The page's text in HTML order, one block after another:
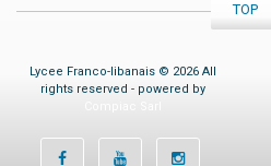
TOP
Lycee Franco-libanais © 2026 All
rights reserved - powered by